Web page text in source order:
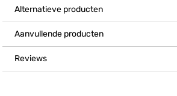
Alternatieve producten
Aanvullende producten
Reviews